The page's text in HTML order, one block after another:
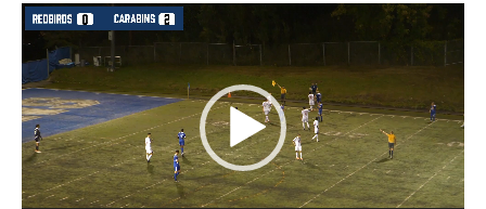
Lecteur
vidéo